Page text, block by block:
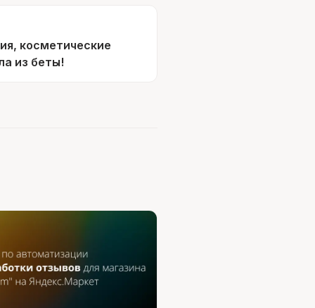
косметические
из беты!